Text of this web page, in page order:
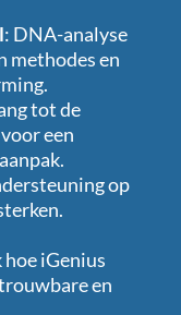
: DNA-analyse
methodes en
tot de
een
op
iGenius
en